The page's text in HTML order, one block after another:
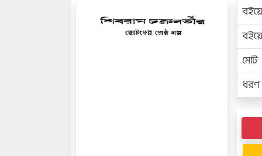
মোট
ধরণ